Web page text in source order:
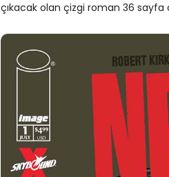
çıkacak olan çizgi roman 36 sayfa